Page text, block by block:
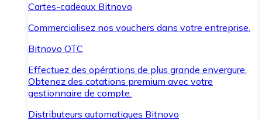
Cartes-cadeaux Bitnovo
Commercialisez nos vouchers dans votre entreprise.
Bitnovo OTC
Effectuez des opérations de plus grande envergure.
Obtenez des cotations premium avec votre
gestionnaire de compte.
Distributeurs automatiques Bitnovo